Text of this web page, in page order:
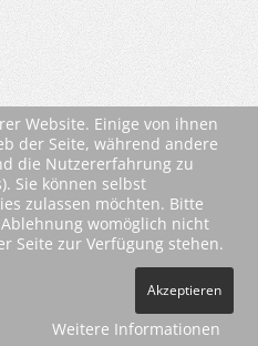
Vertrag widerrufen
Website. Einige von ihnen
der Seite, während andere
die Nutzererfahrung zu
Sie können selbst
zulassen möchten. Bitte
womöglich nicht
Seite zur Verfügung stehen.
Akzeptieren
Weitere Informationen